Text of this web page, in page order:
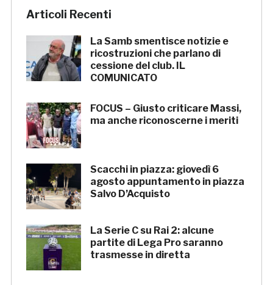
Articoli Recenti
La Samb smentisce notizie e
ricostruzioni che parlano di
cessione del club. IL
COMUNICATO
FOCUS – Giusto criticare Massi,
ma anche riconoscerne i meriti
Scacchi in piazza: giovedì 6
agosto appuntamento in piazza
Salvo D’Acquisto
La Serie C su Rai 2: alcune
partite di Lega Pro saranno
trasmesse in diretta